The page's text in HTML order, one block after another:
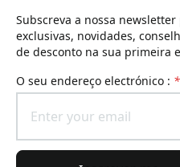
Subscreva a nossa
exclusivas, novidades,
de desconto na sua primeira
O seu endereço electrónico : *